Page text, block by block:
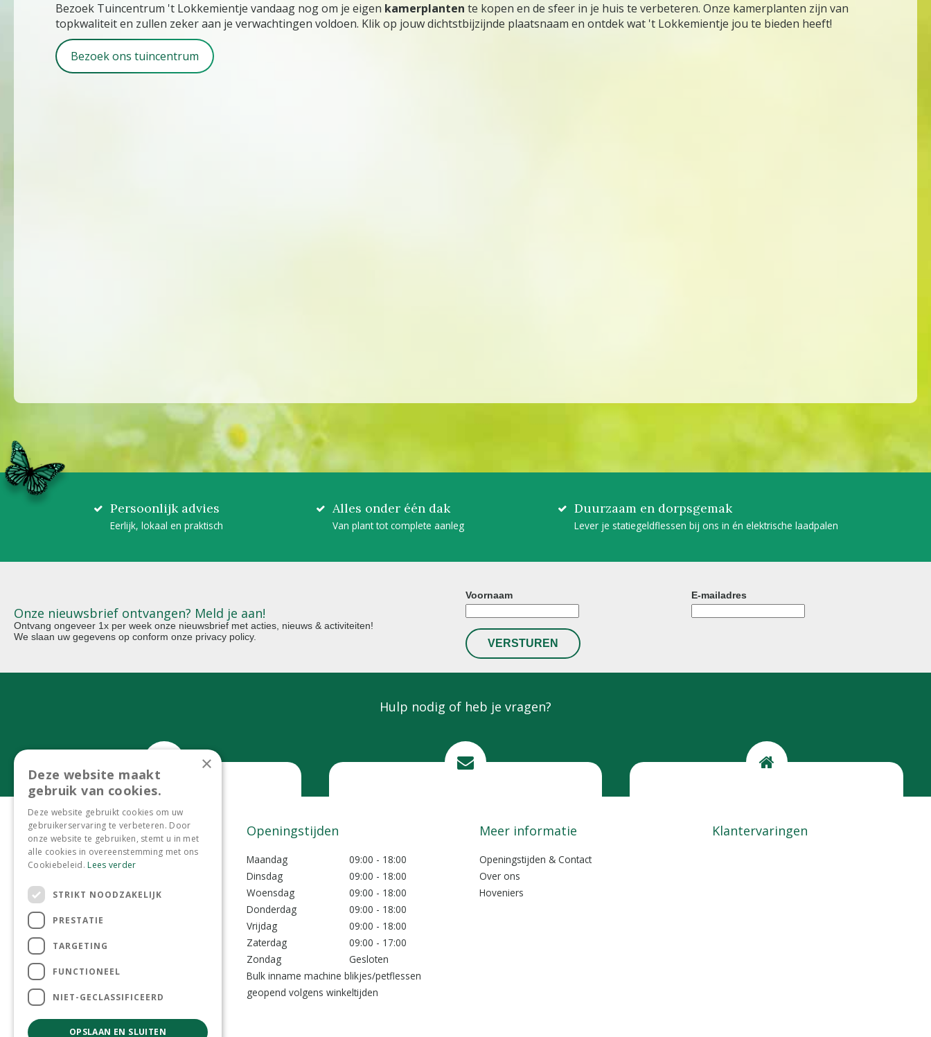
Bezoek Tuincentrum 't Lokkemientje vandaag nog om je eigen kamerplanten te kopen en de sfeer in je huis te verbeteren. Onze kamerplanten zijn van
topkwaliteit en zullen zeker aan je verwachtingen voldoen. Klik op jouw dichtstbijzijnde plaatsnaam en ontdek wat 't Lokkemientje jou te bieden heeft!
Bezoek ons tuincentrum
Persoonlijk advies
Eerlijk, lokaal en praktisch
Alles onder één dak
Van plant tot complete aanleg
Duurzaam en dorpsgemak
Lever je statiegeldflessen bij ons in én elektrische laadpalen
Onze nieuwsbrief ontvangen? Meld je aan!
Ontvang ongeveer 1x per week onze nieuwsbrief met acties, nieuws & activiteiten!
We slaan uw gegevens op conform onze privacy policy.
Voornaam E-mailadres
Hulp nodig of heb je vragen?
Bel ons
0299-372465
info@lokkemientje.nl
Locatie
Contact
Tuincentrum Lokkemientje
1135 VZ Edam
0299-372465
info@lokkemientje.nl
Openingstijden
Maandag
09:00 - 18:00
Dinsdag
09:00 - 18:00
Woensdag
09:00 - 18:00
Donderdag
09:00 - 18:00
Vrijdag
09:00 - 18:00
Zaterdag
09:00 - 17:00
Zondag
Gesloten
Bulk inname machine blikjes/petflessen
geopend volgens winkeltijden
Meer informatie
Openingstijden & Contact
Over ons
Hoveniers
Klantervaringen
×
Deze website maakt
gebruik van cookies.
Deze website gebruikt cookies om uw
gebruikerservaring te verbeteren. Door
onze website te gebruiken, stemt u in met
alle cookies in overeenstemming met ons
Cookiebeleid. Lees verder
STRIKT NOODZAKELIJK
PRESTATIE
TARGETING
FUNCTIONEEL
NIET-GECLASSIFICEERD
OPSLAAN EN SLUITEN